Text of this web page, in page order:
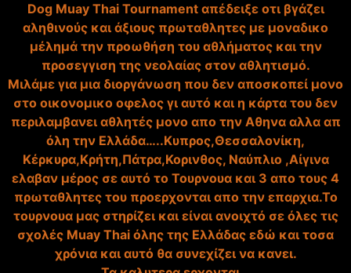
Dog Muay Thai Tournament απέδειξε οτι βγάζει
αληθινούς και άξιους πρωταθλητες με μοναδικο
μέλημά την προωθήση του αθλήματος και την
προσεγγιση της νεολαίας στον αθλητισμό.
Μιλάμε για μια διοργάνωση που δεν αποσκοπεί μονο
στο οικονομικο οφελος γι αυτό και η κάρτα του δεν
περιλαμβανει αθλητές μονο απο την Αθηνα αλλα απ
όλη την Ελλάδα…..Κυπρος,Θεσσαλονίκη,
Κέρκυρα,Κρήτη,Πάτρα,Κορινθος, Ναύπλιο ,Αίγινα
ελαβαν μέρος σε αυτό το Τουρνουα και 3 απο τους 4
πρωταθλητες του προερχονται απο την επαρχια.Το
τουρνουα μας στηρίζει και είναι ανοιχτό σε όλες τις
σχολές Muay Thai όλης της Ελλάδας εδώ και τοσα
χρόνια και αυτό θα συνεχίζει να κανει.